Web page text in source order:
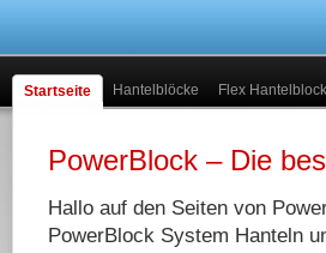
Startseite Hantelblöcke Flex Hantelblock
PowerBlock – Die
Hallo auf den Seiten von
PowerBlock System Hanteln